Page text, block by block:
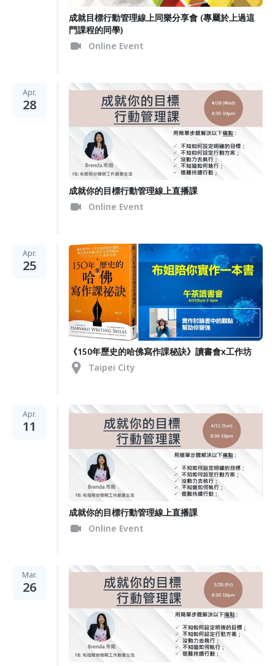
成就目標行動管理 線上同樂分享會 (專屬於上過這
門課程的同學)
Online Event
Apr.
28
成就你的目標行動管理線上直播課
Online Event
Apr.
25
《150年歷史的哈佛寫作課秘訣》讀書會x工作坊
Taipei City
Apr.
11
成就你的目標行動管理線上直播課
Online Event
Mar.
26